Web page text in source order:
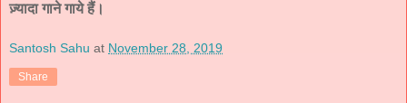
ज़्यादा गाने गाये हैं।
Santosh Sahu at November 28, 2019
Share